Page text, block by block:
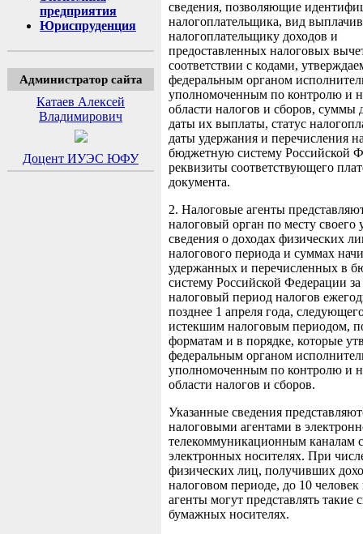
предприятия
Юриспруденция
Администратор сайта
Катаев Алексей
Владимирович
Доцент ИУЭС ЮФУ
сведения, позволяющие
налогоплательщика, вид
налогоплательщику доходов и
предоставленных налоговых
соответствии с кодами,
федеральным органом
уполномоченным по контролю и
области налогов и сборов, суммы
даты их выплаты, статус
даты удержания и перечисления
бюджетную систему Российской
реквизиты соответствующего
документа.
2. Налоговые агенты
налоговый орган по месту своего
сведения о доходах физических
налогового периода и суммах
удержанных и перечисленных в
систему Российской Федерации за
налоговый период налогов
позднее 1 апреля года,
истекшим налоговым периодом,
форматам и в порядке, которые
федеральным органом
уполномоченным по контролю и
области налогов и сборов.
Указанные сведения
налоговыми агентами в
телекоммуникационным каналам
электронных носителях. При
физических лиц, получивших
налоговом периоде, до 10
агенты могут представлять такие
бумажных носителях.